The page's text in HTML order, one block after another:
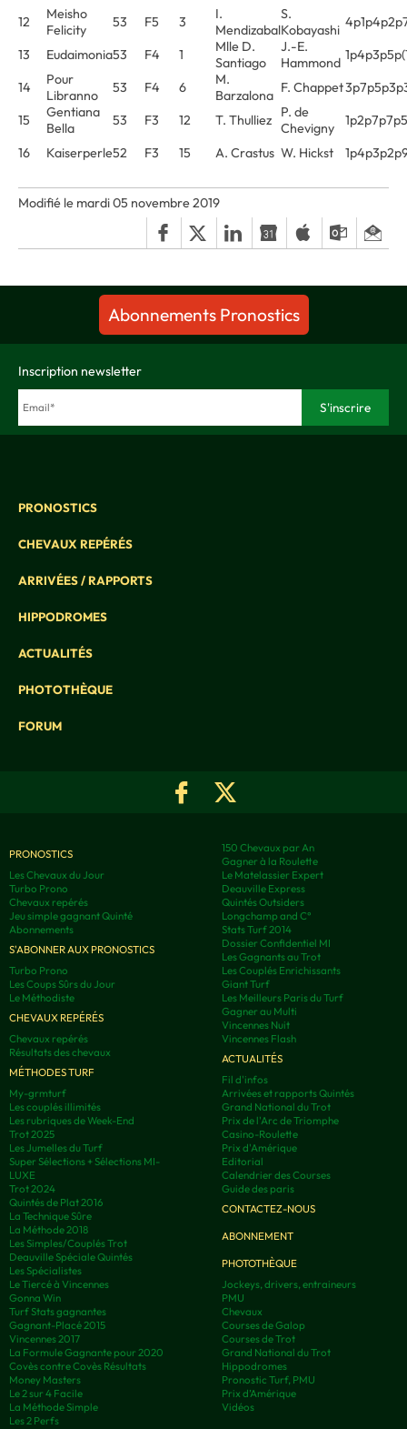
12
Meisho
Felicity
53 F5 3
I.
Mendizabal
S.
Kobayashi
13
Eudaimonia53 F4 1
Mlle D.
Santiago
J.-E.
Hammond
14
Pour
Libranno
53 F4 6
M.
Barzalona F. Chappet
15
Gentiana
Bella
53 F3 12 T. Thulliez
P. de
Chevigny
16
Kaiserperle52 F3 15 A. Crastus W. Hickst
Modifié le mardi 05 novembre 2019
Abonnements Pronostics
Inscription newsletter
PRONOSTICS
CHEVAUX REPÉRÉS
ARRIVÉES / RAPPORTS
HIPPODROMES
ACTUALITÉS
PHOTOTHÈQUE
FORUM
PRONOSTICS
Les Chevaux du Jour
Turbo Prono
Chevaux repérés
Jeu simple gagnant Quinté
Abonnements
S'ABONNER AUX PRONOSTICS
Turbo Prono
Les Coups Sûrs du Jour
Le Méthodiste
CHEVAUX REPÉRÉS
Chevaux repérés
Résultats des chevaux
MÉTHODES TURF
My-grmturf
Les couplés illimités
Les rubriques de Week-End
Trot 2025
Les Jumelles du Turf
Super Sélections + Sélections MI-
LUXE
Trot 2024
Quintés de Plat 2016
La Technique Sûre
La Méthode 2018
Les Simples/Couplés Trot
Deauville Spéciale Quintés
Les Spécialistes
Le Tiercé à Vincennes
Gonna Win
Turf Stats gagnantes
Gagnant-Placé 2015
Vincennes 2017
La Formule Gagnante pour 2020
Covès contre Covès Résultats
Money Masters
Le 2 sur 4 Facile
La Méthode Simple
Les 2 Perfs
150 Chevaux par An
Gagner à la Roulette
Le Matelassier Expert
Deauville Express
Quintés Outsiders
Longchamp and C°
Stats Turf 2014
Dossier Confidentiel MI
Les Gagnants au Trot
Les Couplés Enrichissants
Giant Turf
Les Meilleurs Paris du Turf
Gagner au Multi
Vincennes Nuit
Vincennes Flash
ACTUALITÉS
Fil d'infos
Arrivées et rapports Quintés
Grand National du Trot
Prix de l'Arc de Triomphe
Casino-Roulette
Prix d'Amérique
Editorial
Calendrier des Courses
Guide des paris
CONTACTEZ-NOUS
ABONNEMENT
PHOTOTHÈQUE
Jockeys, drivers, entraineurs
PMU
Chevaux
Courses de Galop
Courses de Trot
Grand National du Trot
Hippodromes
Pronostic Turf, PMU
Prix d’Amérique
Vidéos